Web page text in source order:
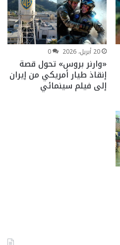
20 أبريل، 2026 0
«وارنر بروس» تحول قصة
إنقاذ طيار أمريكي من إيران
إلى فيلم سينمائي